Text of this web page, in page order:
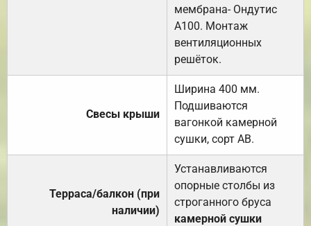
мембрана- Ондутис
А100. Монтаж
вентиляционных
решёток.
Свесы крыши
Ширина 400 мм.
Подшиваются
вагонкой камерной
сушки, сорт АВ.
Терраса/балкон (при
наличии)
Устанавливаются
опорные столбы из
строганного бруса
камерной сушки